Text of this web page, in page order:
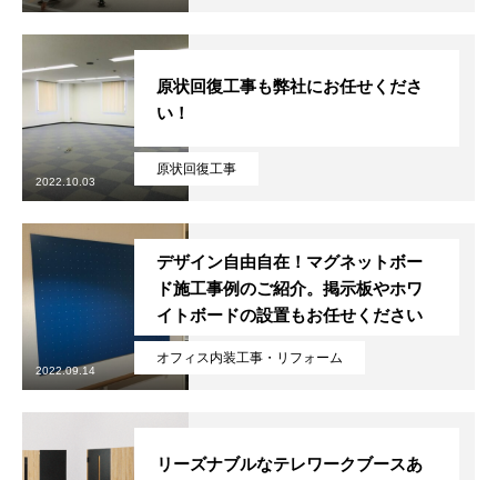
原状回復工事
原状回復工事も弊社にお任せくださ
い！
2022.10.03
オフィス内装工事・リフォーム
デザイン自由自在！マグネットボー
ド施工事例のご紹介。掲示板やホワ
イトボードの設置もお任せください
2022.09.14
リーズナブルなテレワークブースあ